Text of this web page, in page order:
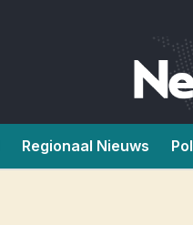
Regionaal Nieuws